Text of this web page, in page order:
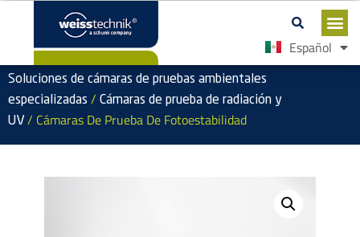
Español
English
Soluciones de cámaras de pruebas ambientales
especializadas / Cámaras de prueba de radiación y
UV/ Cámaras De Prueba De Fotoestabilidad